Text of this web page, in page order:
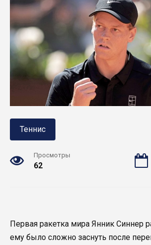
Теннис
Просмотры
62
Первая ракетка мира Янник Синнер
ему было сложно заснуть после